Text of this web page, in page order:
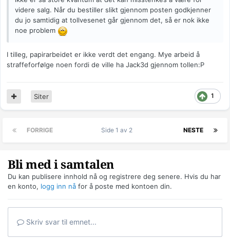
videre salg. Når du bestiller slikt gjennom posten godkjenner
du jo samtidig at tollvesenet går gjennom det, så er nok ikke
noe problem
I tilleg, papirarbeidet er ikke verdt det engang. Mye arbeid å
straffeforfølge noen fordi de ville ha Jack3d gjennom tollen:P
1
Siter
FORRIGE NESTE
Side 1 av 2
Bli med i samtalen
Du kan publisere innhold nå og registrere deg senere. Hvis du har
en konto, logg inn nå for å poste med kontoen din.
Skriv svar til emnet...